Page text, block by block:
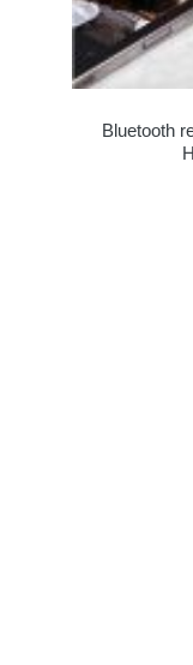
Bluetooth